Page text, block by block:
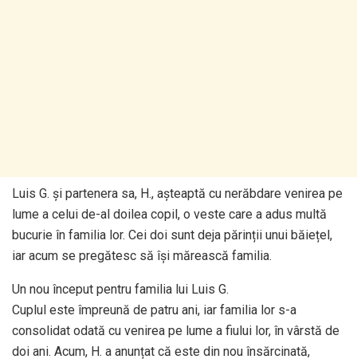
Luis G. și partenera sa, H., așteaptă cu nerăbdare venirea pe
lume a celui de-al doilea copil, o veste care a adus multă
bucurie în familia lor. Cei doi sunt deja părinții unui băiețel,
iar acum se pregătesc să își mărească familia.
Un nou început pentru familia lui Luis G.
Cuplul este împreună de patru ani, iar familia lor s-a
consolidat odată cu venirea pe lume a fiului lor, în vârstă de
doi ani. Acum, H. a anunțat că este din nou însărcinată,